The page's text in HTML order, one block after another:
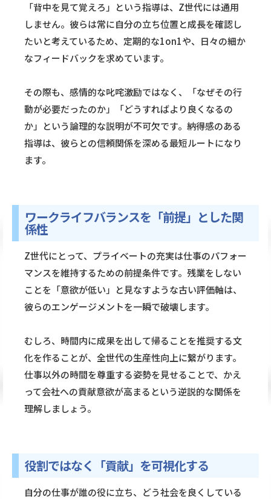
「背中を見て覚えろ」という指導は、Z世代には通用
しません。彼らは常に自分の立ち位置と成長を確認し
たいと考えているため、定期的な1on1や、日々の細か
なフィードバックを求めています。
その際も、感情的な叱咤激励ではなく、「なぜその行
動が必要だったのか」「どうすればより良くなるの
か」という論理的な説明が不可欠です。納得感のある
指導は、彼らとの信頼関係を深める最短ルートになり
ます。
ワークライフバランスを「前提」とした関
係性
Z世代にとって、プライベートの充実は仕事のパフォー
マンスを維持するための前提条件です。残業をしない
ことを「意欲が低い」と見なすような古い評価軸は、
彼らのエンゲージメントを一瞬で破壊します。
むしろ、時間内に成果を出して帰ることを推奨する文
化を作ることが、全世代の生産性向上に繋がります。
仕事以外の時間を尊重する姿勢を見せることで、かえ
って会社への貢献意欲が高まるという逆説的な関係を
理解しましょう。
役割ではなく「貢献」を可視化する
自分の仕事が誰の役に立ち、どう社会を良くしている